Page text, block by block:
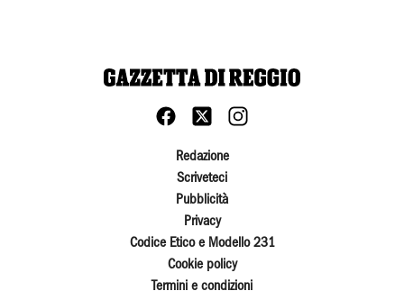
Redazione
Scriveteci
Pubblicità
Privacy
Codice Etico e Modello 231
Cookie policy
Termini e condizioni